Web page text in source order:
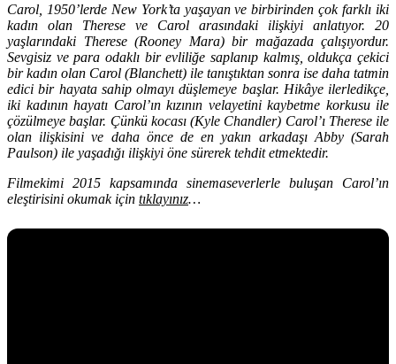
Carol, 1950’lerde New York’ta yaşayan ve birbirinden çok farklı iki
kadın olan Therese ve Carol arasındaki ilişkiyi anlatıyor. 20
yaşlarındaki Therese (Rooney Mara) bir mağazada çalışıyordur.
Sevgisiz ve para odaklı bir evliliğe saplanıp kalmış, oldukça çekici
bir kadın olan Carol (Blanchett) ile tanıştıktan sonra ise daha tatmin
edici bir hayata sahip olmayı düşlemeye başlar. Hikâye ilerledikçe,
iki kadının hayatı Carol’ın kızının velayetini kaybetme korkusu ile
çözülmeye başlar. Çünkü kocası (Kyle Chandler) Carol’ı Therese ile
olan ilişkisini ve daha önce de en yakın arkadaşı Abby (Sarah
Paulson) ile yaşadığı ilişkiyi öne sürerek tehdit etmektedir.
Filmekimi 2015 kapsamında sinemaseverlerle buluşan Carol’ın
eleştirisini okumak için tıklayınız…